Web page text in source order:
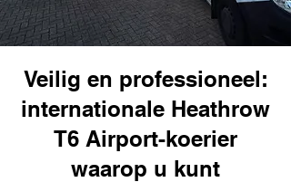
Veilig en professioneel:
internationale Heathrow
T6 Airport-koerier
waarop u kunt